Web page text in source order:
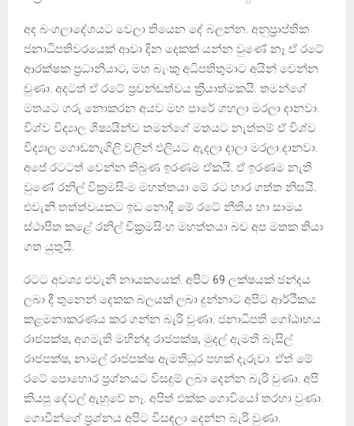
අද බංගලාදේශයට වෙලා තියෙන දේ බලන්න. අනුප්‍රාප්තික
ජනාධිපතිවරයෙක් ආවා දින දෙකක් යන්න වුණේ නෑ ඒ රටේ
ආරක්ෂක ප්‍රධානියාට, මහ බැංකු අධිපතිතුමාට අයින් වෙන්න
වුණා. අදටත් ඒ රටේ ප්‍රචන්ඩත්වය ක්‍රියාත්මකයි. තමන්ගේ
මතයට ගරු නොකරන අයව මහ පාරේ ගහලා මරලා දානවා.
විශ්ව විද්‍යාල ශිෂ්‍යයින්ව තමන්ගේ මතයට නැත්තම් ඒ විශ්ව
විද්‍යාල ගොඩනැගිලි වලින් එලියට ඇදලා දාලා මරලා දානවා.
අපේ රටටත් වෙන්න තිබුණ ඉරණම ඒකයි. ඒ ඉරණම නැති
වුණේ රනිල් වික්‍රමසිංම මහත්තයා මේ රට භාර ගත්ත නිසයි.
එවැනි තත්ත්වයකට ඉඩ නොදී මේ රටේ නීතිය හා සාමය
ස්ථාපිත කළේ රනිල් වික්‍රමසිංහ මහත්තයා බව අප මතක තියා
ගත යුතුයි.
රටට අවශ්‍ය එවැනි නායකයෙක්. අපිට 69 ලක්ෂයක් ඡන්දය
ලබා දී තුනෙන් දෙකක බලයක් ලබා දුන්නාට අපිට ආර්ථිකය
කළමනාකරණය කර ගන්න බැරි වූණා. ජනාධිපති ගෝඨාභය
රාජපක්ෂ, අගමැති මහින්ද රාජපක්ෂ, මුදල් ඇමති බැසිල්
රාජපක්ෂ, නාමල් රාජපක්ෂ ඇමතිධූර පහක් දැරුවා. ඒත් මේ
රටේ පොහොර ප්‍රශ්නයට විසදුම් ලබා දෙන්න බැරි වුණා. අපි
කියපු දේවල් ඇහුවේ නෑ. අපිත් එක්ක ගොවියෝ තරහා වුණා.
ගොවීන්ගේ ප්‍රශ්නය අපිට විසඳලා දෙන්න බැරි වුණා.